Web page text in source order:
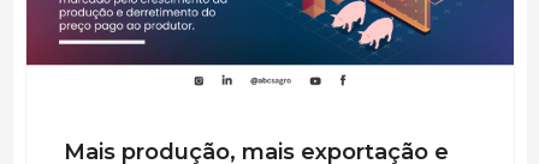
Mais produção, mais exportação e